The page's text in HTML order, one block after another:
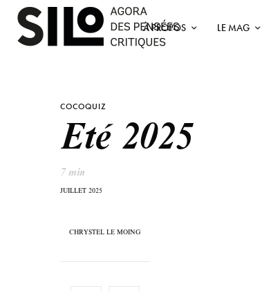
À PROPOS LE MAG
COCOQUIZ
Eté 2025
7 min
JUILLET 2025
CHRYSTEL LE MOING